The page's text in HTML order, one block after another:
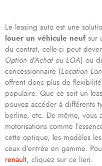
Le leasing auto est une
louer un véhicule neufsur
du contrat, celle-ci peut
Option d’Achat ou LOA) ou
concessionnaire (Location
offrent donc plus de
populaire. Que ce soit un
pouvez accéder à différents
berline, etc. De même, vous
motorisations comme
cette optique, les modèles
ceux d’entrée en gamme.
renault, cliquez sur ce lien.